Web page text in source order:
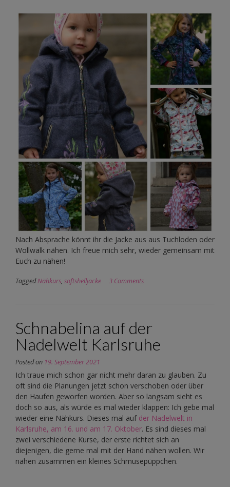
Nach Absprache könnt ihr die Jacke aus aus Tuchloden oder
Wollwalk nähen. Ich freue mich sehr, wieder gemeinsam mit
Euch zu nähen!
TaggedNähkurs, softshelljacke 3 Comments
Schnabelina auf der
Nadelwelt Karlsruhe
Posted on 19. September 2021
Ich traue mich schon gar nicht mehr daran zu glauben. Zu
oft sind die Planungen jetzt schon verschoben oder über
den Haufen geworfen worden. Aber so langsam sieht es
doch so aus, als würde es mal wieder klappen: Ich gebe mal
wieder eine Nähkurs. Dieses mal aufder Nadelwelt in
Karlsruhe, am 16. und am 17. Oktober. Es sind dieses mal
zwei verschiedene Kurse, der erste richtet sich an
diejenigen, die gerne mal mit der Hand nähen wollen. Wir
nähen zusammen ein kleines Schmusepüppchen.